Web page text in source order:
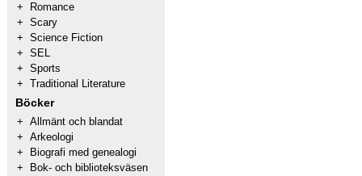
+
Romance
+ Scary
+ Science Fiction
+ SEL
+ Sports
+ Traditional Literature
Böcker
+ Allmänt och blandat
+ Arkeologi
+
Biografi med genealogi
+
Bok- och biblioteksväsen